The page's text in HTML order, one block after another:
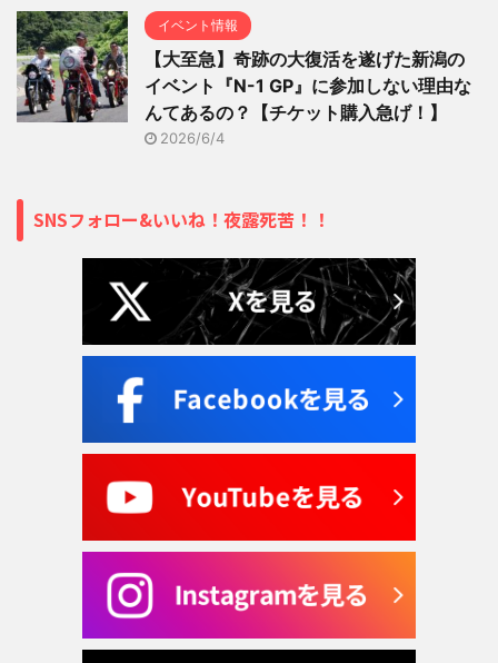
イベント情報
【大至急】奇跡の大復活を遂げた新潟の
イベント『N-1 GP』に参加しない理由な
んてあるの？【チケット購入急げ！】
2026/6/4
SNSフォロー&いいね！夜露死苦！！